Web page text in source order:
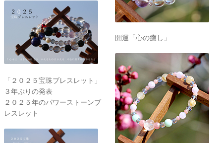
「２０２５宝珠ブレスレット」
３年ぶりの発表
２０２５年のパワーストーンブ
レスレット
開運「心の癒し」